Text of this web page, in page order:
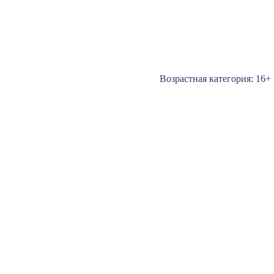
Возрастная категория: 16+